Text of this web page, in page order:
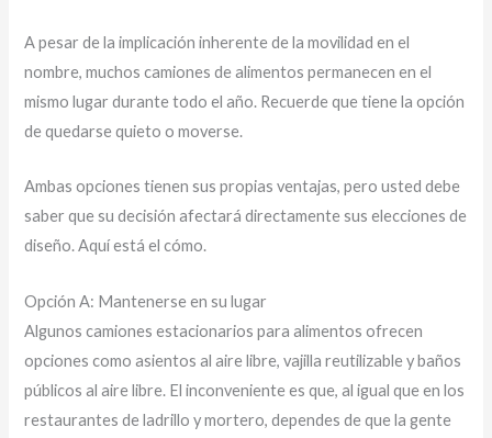
A pesar de la implicación inherente de la movilidad en el
nombre, muchos camiones de alimentos permanecen en el
mismo lugar durante todo el año. Recuerde que tiene la opción
de quedarse quieto o moverse.
Ambas opciones tienen sus propias ventajas, pero usted debe
saber que su decisión afectará directamente sus elecciones de
diseño. Aquí está el cómo.
Opción A: Mantenerse en su lugar
Algunos camiones estacionarios para alimentos ofrecen
opciones como asientos al aire libre, vajilla reutilizable y baños
públicos al aire libre. El inconveniente es que, al igual que en los
restaurantes de ladrillo y mortero, dependes de que la gente